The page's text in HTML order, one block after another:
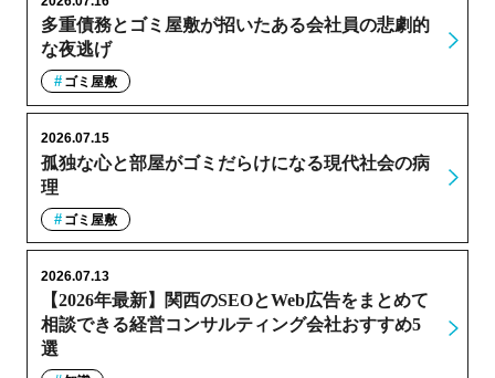
多重債務とゴミ屋敷が招いたある会社員の悲劇的
な夜逃げ
ゴミ屋敷
孤独な心と部屋がゴミだらけになる現代社会の病
理
2026.07.15
ゴミ屋敷
【2026年最新】関西のSEOとWeb広告をまとめて
相談できる経営コンサルティング会社おすすめ5
選
2026.07.13